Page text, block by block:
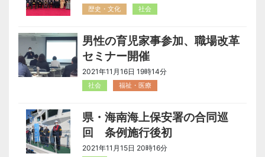
歴史・文化 社会
男性の育児家事参加、職場改革
セミナー開催
2021年11月16日 19時14分
社会 福祉・医療
県・海南海上保安署の合同巡
回 条例施行後初
2021年11月15日 20時16分